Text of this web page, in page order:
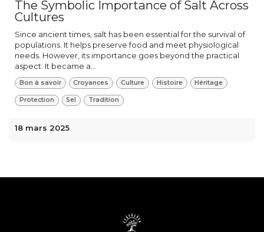
The Symbolic Importance of Salt Across
Cultures
Since ancient times, salt has been essential for the survival of
populations. It helps preserve food and meet physiological
needs. However, its importance goes beyond the practical
aspect. It became a...
Bon à savoir Croyances Culture Histoire Héritage
Protection Sel Tradition
18 mars 2025